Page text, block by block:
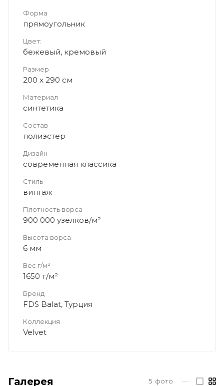
Форма
прямоугольник
Цвет:
бежевый, кремовый
Размер
200 x 290 см
Материал
синтетика
Состав
полиэстер
Дизайн
современная классика
Стиль
винтаж
Плотность ворса
900 000 узелков/м²
Высота ворса
6 мм
Вес г/м²
1650 г/м²
Бренд
FDS Balat, Турция
Коллекция
Velvet
Галерея 5 фото —